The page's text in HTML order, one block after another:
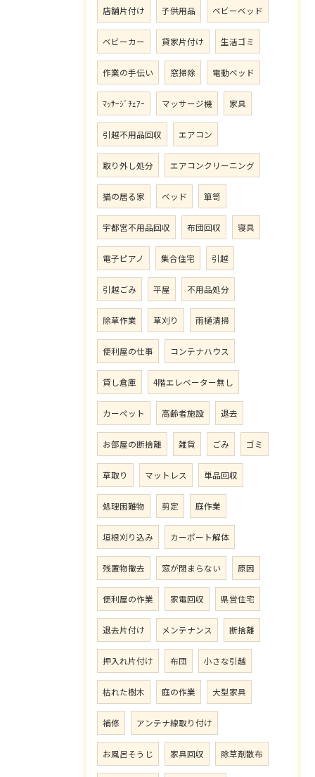
店舗片付け 子供用品 ベビーベッド
ベビーカー 貸家片付け 生活ゴミ
作業の手伝い 窓掃除 電動ベッド
ﾏｯｻｰｼﾞﾁｪｱｰ マッサージ機 家具
引越不用品回収 エアコン
取り外し処分 エアコンクリーニング
猫の居る家 ベッド 箪笥
宇都宮不用品回収 布団回収 寝具
電子ピアノ 集合住宅 引越
引越ごみ 平屋 不用品処分
除草作業 草刈り 雨樋清掃
便利屋の仕事 コンテナハウス
貸し倉庫 4階エレベーター無し
カーペット 高齢者施設 退去
お部屋の断捨離 雑貨 ごみ ゴミ
草取り マットレス 単品回収
処理困難物 剪定 庭作業
垣根刈り込み カーポート解体
残置物撤去 窓が閉まらない 原因
便利屋の作業 家電回収 県営住宅
退去片付け メンテナンス 断捨離
押入れ片付け 布団 小さな引越
枯れた樹木 庭の作業 大型家具
補修 アンテナ線取り付け
お風呂そうじ 家具回収 除草剤散布